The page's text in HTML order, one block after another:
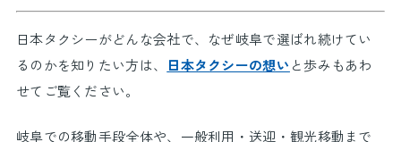
日本タクシーがどんな会社で、なぜ岐阜で選ばれ続けてい
るのかを知りたい方は、
日本タクシーの想い と歩みもあわ
せてご覧ください。
岐阜での移動手段全体や、一般利用・送迎・観光移動まで